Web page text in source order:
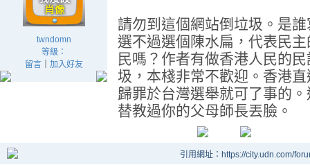
twndomn
等級：
留言｜ 加入好友
請勿到這個網站倒垃圾。是
選不過選個陳水扁，代表民
民嗎？作者有做香港人民的
圾，本棧非常不歡迎。香港
歸罪於台灣選舉就可了事的
替教過你的父母師長丟臉。
引用網址：https://city.udn.com/